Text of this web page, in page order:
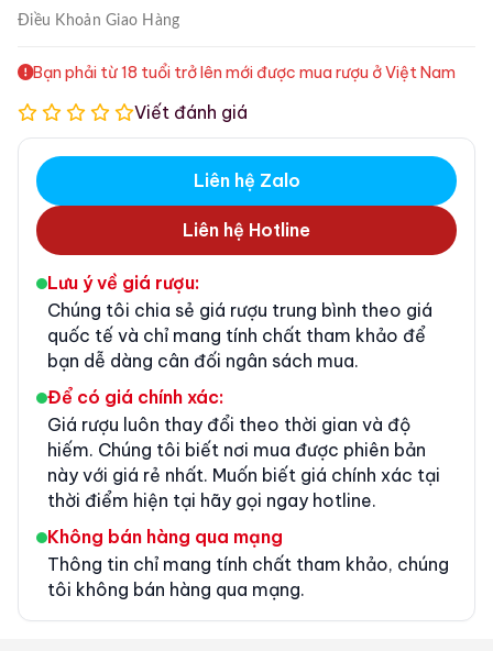
Điều KhoảnGiao Hàng
Bạn phải từ 18 tuổi trở lên mới được mua rượu ở Việt Nam
Viết đánh giá
Liên hệ Zalo
Liên hệ Hotline
Lưu ý về giá rượu:
Chúng tôi chia sẻ giá rượu trung bình theo giá
quốc tế và chỉ mang tính chất tham khảo để
bạn dễ dàng cân đối ngân sách mua.
Để có giá chính xác:
Giá rượu luôn thay đổi theo thời gian và độ
hiếm. Chúng tôi biết nơi mua được phiên bản
này với giá rẻ nhất. Muốn biết giá chính xác tại
thời điểm hiện tại hãy gọi ngay hotline.
Không bán hàng qua mạng
Thông tin chỉ mang tính chất tham khảo, chúng
tôi không bán hàng qua mạng.